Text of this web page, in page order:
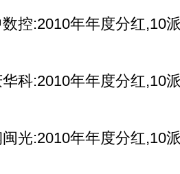
:2010年年度分红,10
:2010年年度分红,10
:2010年年度分红,10